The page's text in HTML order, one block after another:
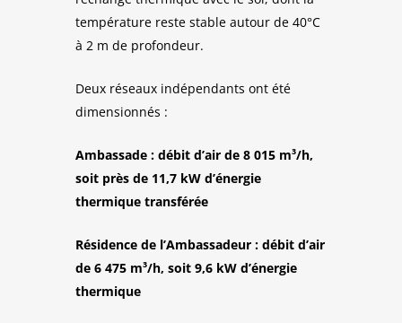
température reste stable autour de 40°C
à 2 m de profondeur.
Deux réseaux indépendants ont été
dimensionnés :
Ambassade : débit d’air de 8 015 m³/h,
soit près de 11,7 kW d’énergie
thermique transférée
Résidence de l’Ambassadeur : débit d’air
de 6 475 m³/h, soit 9,6 kW d’énergie
thermique